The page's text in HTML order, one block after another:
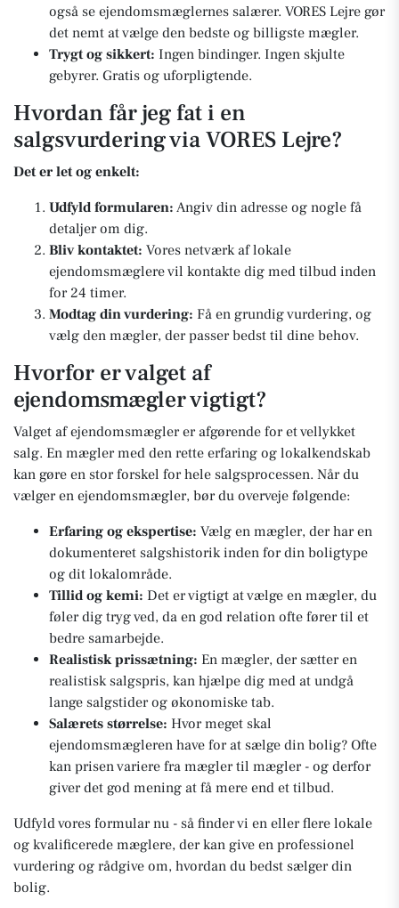
også se ejendomsmæglernes salærer. VORES Lejre gør
det nemt at vælge den bedste og billigste mægler.
Trygt og sikkert: Ingen bindinger. Ingen skjulte
gebyrer. Gratis og uforpligtende.
Hvordan får jeg fat i en
salgsvurdering via VORES Lejre?
Det er let og enkelt:
Udfyld formularen: Angiv din adresse og nogle få
detaljer om dig.
Bliv kontaktet: Vores netværk af lokale
ejendomsmæglere vil kontakte dig med tilbud inden
for 24 timer.
Modtag din vurdering: Få en grundig vurdering, og
vælg den mægler, der passer bedst til dine behov.
Hvorfor er valget af
ejendomsmægler vigtigt?
Valget af ejendomsmægler er afgørende for et vellykket
salg. En mægler med den rette erfaring og lokalkendskab
kan gøre en stor forskel for hele salgsprocessen. Når du
vælger en ejendomsmægler, bør du overveje følgende:
Erfaring og ekspertise: Vælg en mægler, der har en
dokumenteret salgshistorik inden for din boligtype
og dit lokalområde.
Tillid og kemi: Det er vigtigt at vælge en mægler, du
føler dig tryg ved, da en god relation ofte fører til et
bedre samarbejde.
Realistisk prissætning: En mægler, der sætter en
realistisk salgspris, kan hjælpe dig med at undgå
lange salgstider og økonomiske tab.
Salærets størrelse: Hvor meget skal
ejendomsmægleren have for at sælge din bolig? Ofte
kan prisen variere fra mægler til mægler - og derfor
giver det god mening at få mere end et tilbud.
Udfyld vores formular nu - så finder vi en eller flere lokale
og kvalificerede mæglere, der kan give en professionel
vurdering og rådgive om, hvordan du bedst sælger din
bolig.